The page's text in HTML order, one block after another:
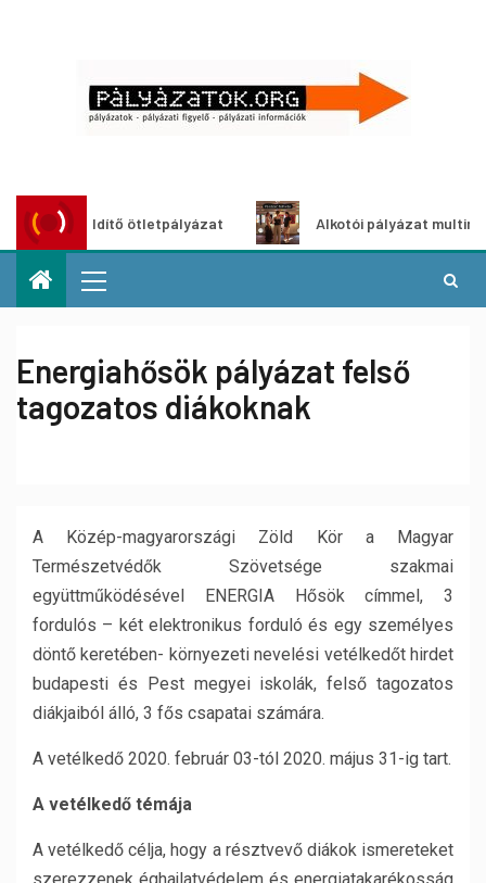
ötletpályázat Alkotói pályázat multimédia-
Energiahősök pályázat felső
tagozatos diákoknak
A Közép-magyarországi Zöld Kör a Magyar
Természetvédők Szövetsége szakmai
együttműködésével ENERGIA Hősök címmel, 3
fordulós – két elektronikus forduló és egy személyes
döntő keretében- környezeti nevelési vetélkedőt hirdet
budapesti és Pest megyei iskolák, felső tagozatos
diákjaiból álló, 3 fős csapatai számára.
A vetélkedő 2020. február 03-tól 2020. május 31-ig tart.
A vetélkedő témája
A vetélkedő célja, hogy a résztvevő diákok ismereteket